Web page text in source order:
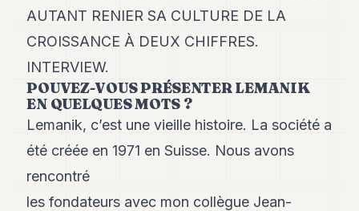
Andy
33
32
Andy
31
Andy
30
Andy
Andy
27
AUTANT RENIER SA CULTURE DE LA
CROISSANCE À DEUX CHIFFRES.
INTERVIEW.
POUVEZ-VOUS PRÉSENTER LEMANIK
EN QUELQUES MOTS ?
Lemanik, c’est une vieille histoire. La société a
été créée en 1971 en Suisse. Nous avons
rencontré
les fondateurs avec mon collègue Jean-